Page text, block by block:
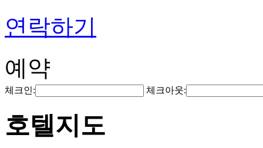
연락하기
예약
체크인: 체크아웃:
호텔지도